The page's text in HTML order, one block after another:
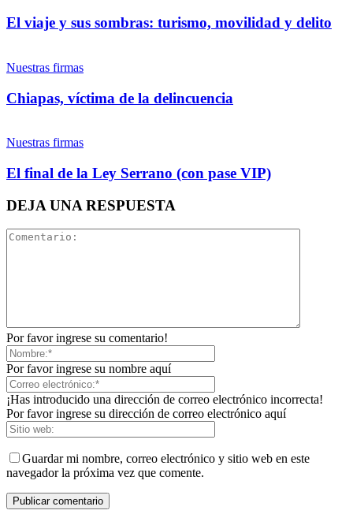
El viaje y sus sombras: turismo, movilidad y delito
Nuestras firmas
Chiapas, víctima de la delincuencia
Nuestras firmas
El final de la Ley Serrano (con pase VIP)
DEJA UNA RESPUESTA
Por favor ingrese su comentario!
Por favor ingrese su nombre aquí
¡Has introducido una dirección de correo electrónico incorrecta!
Por favor ingrese su dirección de correo electrónico aquí
Guardar mi nombre, correo electrónico y sitio web en este
navegador la próxima vez que comente.